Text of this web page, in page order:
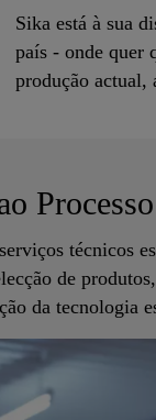
Sika está à sua
país - onde quer
produção actual,
Processo
técnicos
de
da tecnologia